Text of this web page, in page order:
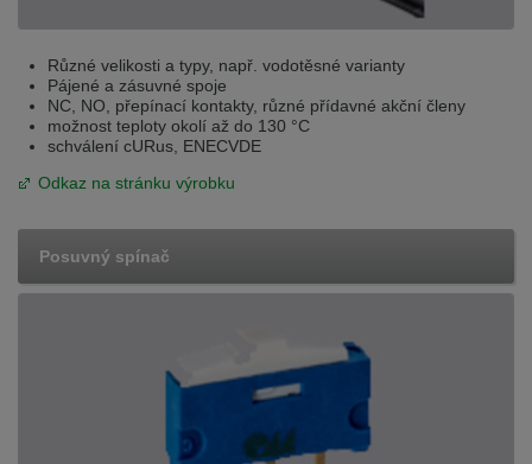
Různé velikosti a typy, např. vodotěsné varianty
Pájené a zásuvné spoje
NC, NO, přepínací kontakty, různé přídavné akční členy
možnost teploty okolí až do 130 °C
schválení cURus, ENECVDE
Odkaz na stránku výrobku
Posuvný spínač